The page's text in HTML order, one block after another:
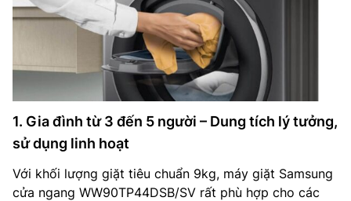
1. Gia đình từ 3 đến 5 người – Dung tích lý tưởng,
sử dụng linh hoạt
Với khối lượng giặt tiêu chuẩn 9kg, máy giặt Samsung
cửa ngang WW90TP44DSB/SV rất phù hợp cho các